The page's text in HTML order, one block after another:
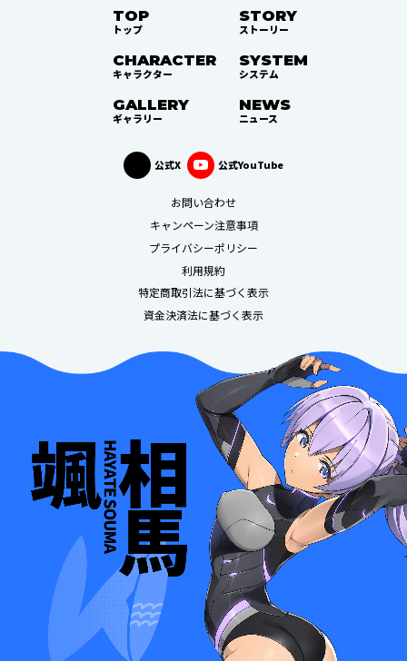
TOP
トップ
STORY
ストーリー
CHARACTER
キャラクター
SYSTEM
システム
GALLERY
ギャラリー
NEWS
ニュース
公式X 公式YouTube
お問い合わせ
キャンペーン注意事項
プライバシーポリシー
利用規約
特定商取引法に基づく表示
資金決済法に基づく表示